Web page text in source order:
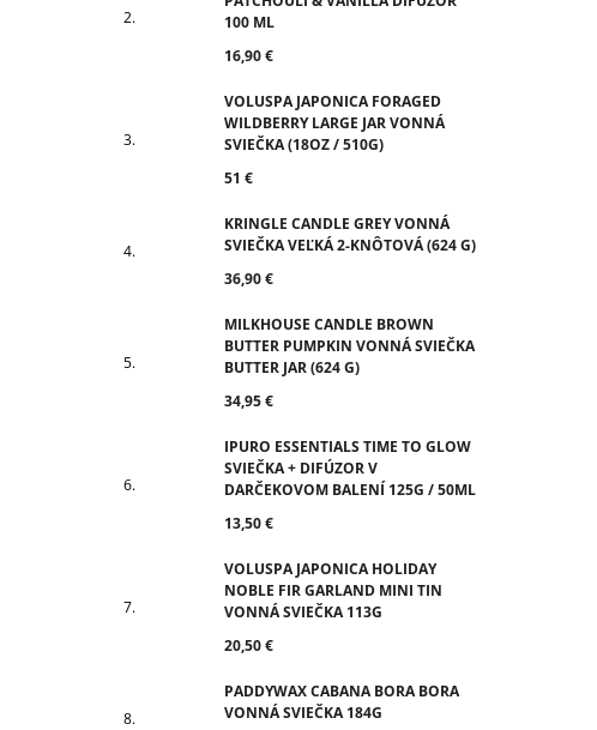
100 ML
16,90 €
VOLUSPA JAPONICA FORAGED
WILDBERRY LARGE JAR VONNÁ
SVIEČKA (18OZ / 510G)
51 €
KRINGLE CANDLE GREY VONNÁ
SVIEČKA VEĽKÁ 2-KNÔTOVÁ (624 G)
36,90 €
MILKHOUSE CANDLE BROWN
BUTTER PUMPKIN VONNÁ SVIEČKA
BUTTER JAR (624 G)
34,95 €
IPURO ESSENTIALS TIME TO GLOW
SVIEČKA + DIFÚZOR V
DARČEKOVOM BALENÍ 125G / 50ML
13,50 €
VOLUSPA JAPONICA HOLIDAY
NOBLE FIR GARLAND MINI TIN
VONNÁ SVIEČKA 113G
20,50 €
PADDYWAX CABANA BORA BORA
VONNÁ SVIEČKA 184G